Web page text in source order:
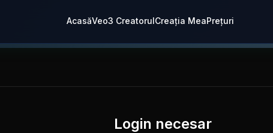
AcasăVeo3 CreatorulCreația MeaPrețuri
Login necesar